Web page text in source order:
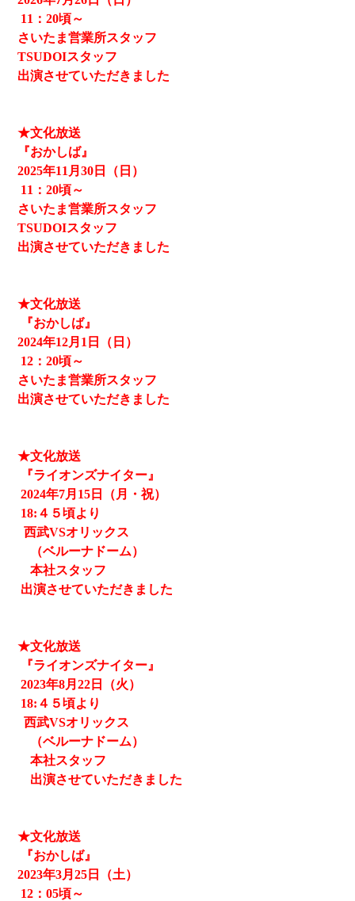
11 ：20頃～
さいたま営業所スタッフ
TSUDOIスタッフ
出演させていただきました
★文化放送
『おかしば』
2025年11月30日（日）
11 ：20頃～
さいたま営業所スタッフ
TSUDOIスタッフ
出演させていただきました
★文化放送
『おかしば』
2024年12月1日（日）
12 ：20頃～
さいたま営業所スタッフ
出演させていただきました
★文化放送
『ライオンズナイター』
2024年7月15日（月・祝）
18:４５頃より
西武VSオリックス
（ベルーナドーム）
本社スタッフ
出演させていただきました
★文化放送
『ライオンズナイター』
2023年8月22日（火）
18:４５頃より
西武VSオリックス
（ベルーナドーム）
本社スタッフ
出演させていただきました
★文化放送
『おかしば』
2023年3月25日（土）
12 ：05頃～